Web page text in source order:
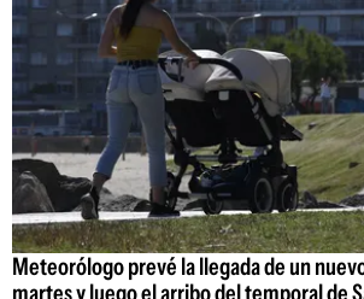
Meteorólogo prevé la llegada de un